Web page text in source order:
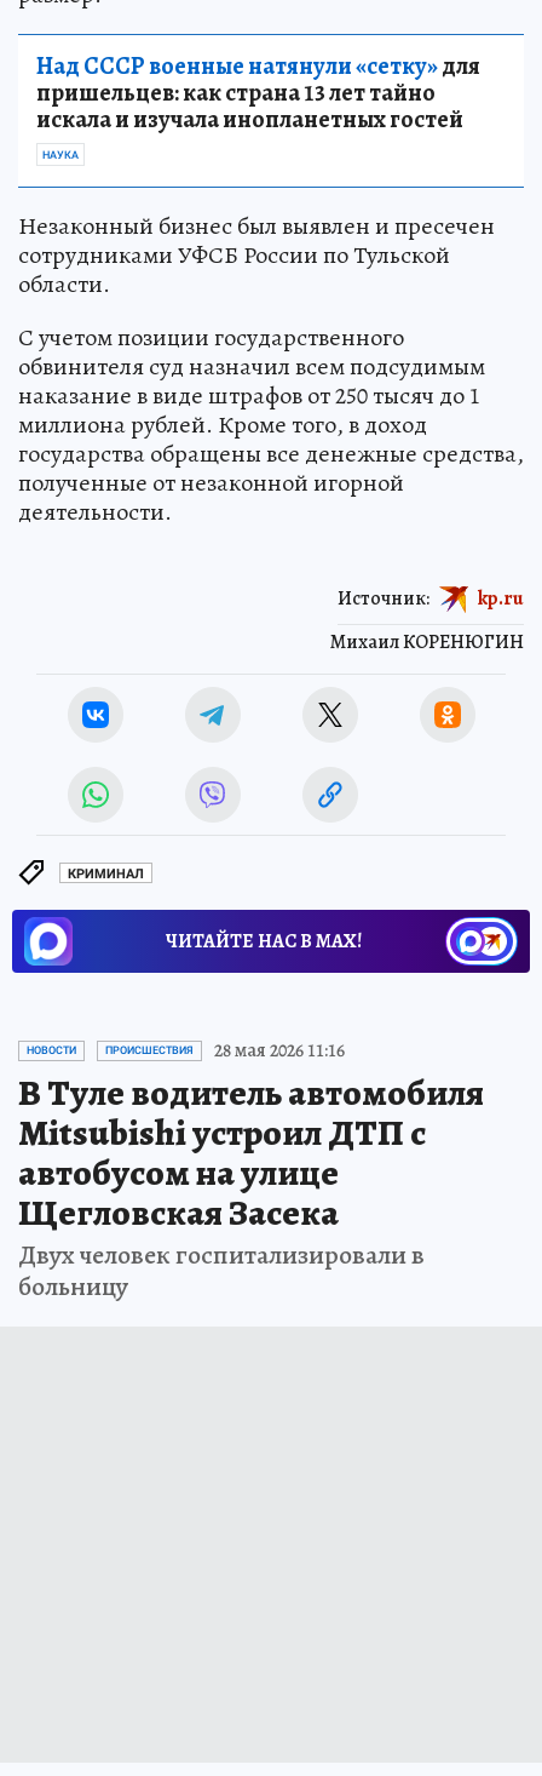
Над СССР военные натянули «сетку»для
пришельцев: как страна 13 лет тайно
искала и изучала инопланетных гостей
НАУКА
Незаконный бизнес был выявлен и пресечен
сотрудниками УФСБ России по Тульской
области.
С учетом позиции государственного
обвинителя суд назначил всем подсудимым
наказание в виде штрафов от 250 тысяч до 1
миллиона рублей. Кроме того, в доход
государства обращены все денежные средства,
полученные от незаконной игорной
деятельности.
Михаил КОРЕНЮГИН
Источник: kp.ru
КРИМИНАЛ
ЧИТАЙТЕ НАС В МАХ!
НОВОСТИ ПРОИСШЕСТВИЯ 28 мая 2026 11:16
В Туле водитель автомобиля
Mitsubishi устроил ДТП с
автобусом на улице
Щегловская Засека
Двух человек госпитализировали в
больницу